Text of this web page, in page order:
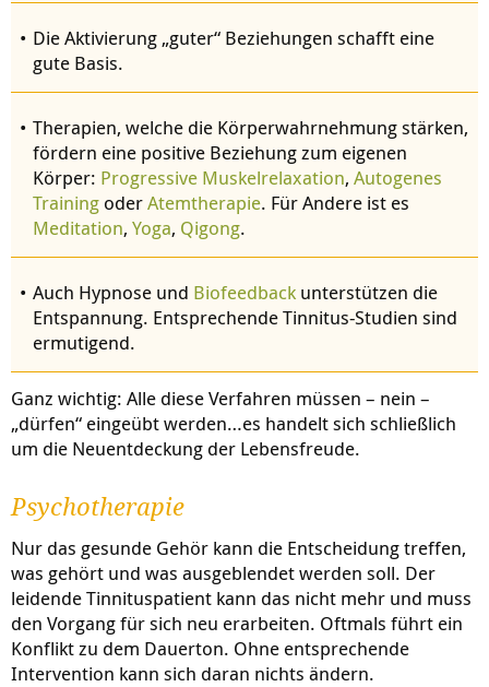
Die Aktivierung „guter“ Beziehungen schafft eine
gute Basis.
Therapien, welche die Körperwahrnehmung stärken,
fördern eine positive Beziehung zum eigenen
Körper: Progressive Muskelrelaxation, Autogenes
Training oderAtemtherapie. Für Andere ist es
Meditation, Yoga, Qigong.
Auch Hypnose und Biofeedback unterstützen die
Entspannung. Entsprechende Tinnitus-Studien sind
ermutigend.
Ganz wichtig: Alle diese Verfahren müssen – nein –
„dürfen“ eingeübt werden…es handelt sich schließlich
um die Neuentdeckung der Lebensfreude.
Psychotherapie
Nur das gesunde Gehör kann die Entscheidung treffen,
was gehört und was ausgeblendet werden soll. Der
leidende Tinnituspatient kann das nicht mehr und muss
den Vorgang für sich neu erarbeiten. Oftmals führt ein
Konflikt zu dem Dauerton. Ohne entsprechende
Intervention kann sich daran nichts ändern.